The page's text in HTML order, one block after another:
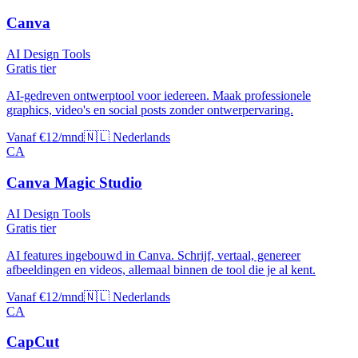
Canva
AI Design Tools
Gratis tier
AI-gedreven ontwerptool voor iedereen. Maak professionele
graphics, video's en social posts zonder ontwerpervaring.
Vanaf €12/mnd🇳🇱 Nederlands
CA
Canva Magic Studio
AI Design Tools
Gratis tier
AI features ingebouwd in Canva. Schrijf, vertaal, genereer
afbeeldingen en videos, allemaal binnen de tool die je al kent.
Vanaf €12/mnd🇳🇱 Nederlands
CA
CapCut